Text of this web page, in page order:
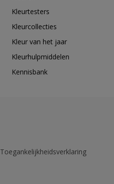
Kleurtesters
Kleurcollecties
Kleur van het jaar
Kleurhulpmiddelen
Kennisbank
Toegankelijkheidsverklaring